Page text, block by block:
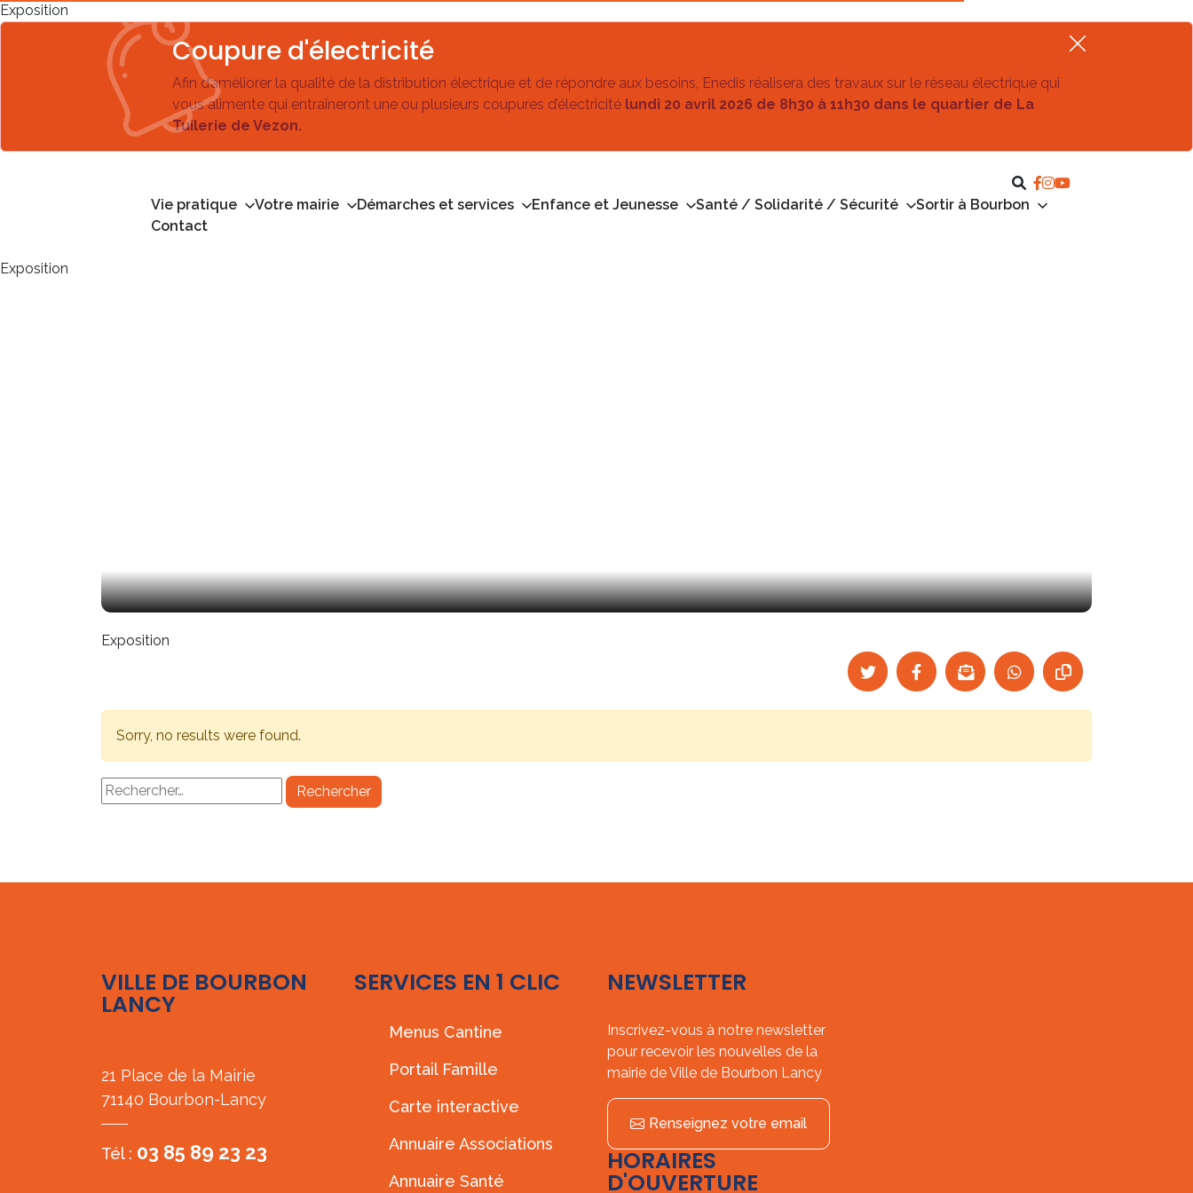
Exposition
Coupure d'électricité
Afin d’améliorer la qualité de la distribution électrique et de répondre aux besoins, Enedis réalisera des travaux sur le réseau électrique qui
vous alimente qui entraîneront une ou plusieurs coupures d’électricité lundi 20 avril 2026 de 8h30 à 11h30 dans le quartier de La
Tuilerie de Vezon.
Vie pratique Votre mairie Démarches et services Enfance et Jeunesse Santé / Solidarité / Sécurité
Sortir à Bourbon
Contact
Exposition
Exposition
Sorry, no results were found.
Rechercher :
VILLE DE BOURBON
LANCY
21 Place de la Mairie
71140 Bourbon-Lancy
Tél : 03 85 89 23 23
SERVICES EN 1 CLIC
Menus Cantine
Portail Famille
Carte interactive
Annuaire Associations
Annuaire Santé
NEWSLETTER
Inscrivez-vous à notre newsletter
pour recevoir les nouvelles de la
mairie de Ville de Bourbon Lancy
Renseignez votre email
HORAIRES
D'OUVERTURE